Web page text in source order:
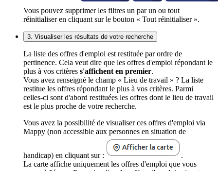
Vous pouvez supprimer les filtres un par un ou tout
réinitialiser en cliquant sur le bouton « Tout réinitialiser ».
3. Visualiser les résultats de votre recherche
La liste des offres d'emploi est restituée par ordre de
pertinence. Cela veut dire que les offres d'emploi répondant le
plus à vos critères s'affichent en premier.
Vous avez renseigné le champ « Lieu de travail » ? La liste
restitue les offres répondant le plus à vos critères. Parmi
celles-ci sont d'abord restituées les offres dont le lieu de travail
est le plus proche de votre recherche.
Vous avez la possibilité de visualiser ces offres d'emploi via
Mappy (non accessible aux personnes en situation de
handicap) en cliquant sur :
.
La carte affiche uniquement les offres d'emploi que vous